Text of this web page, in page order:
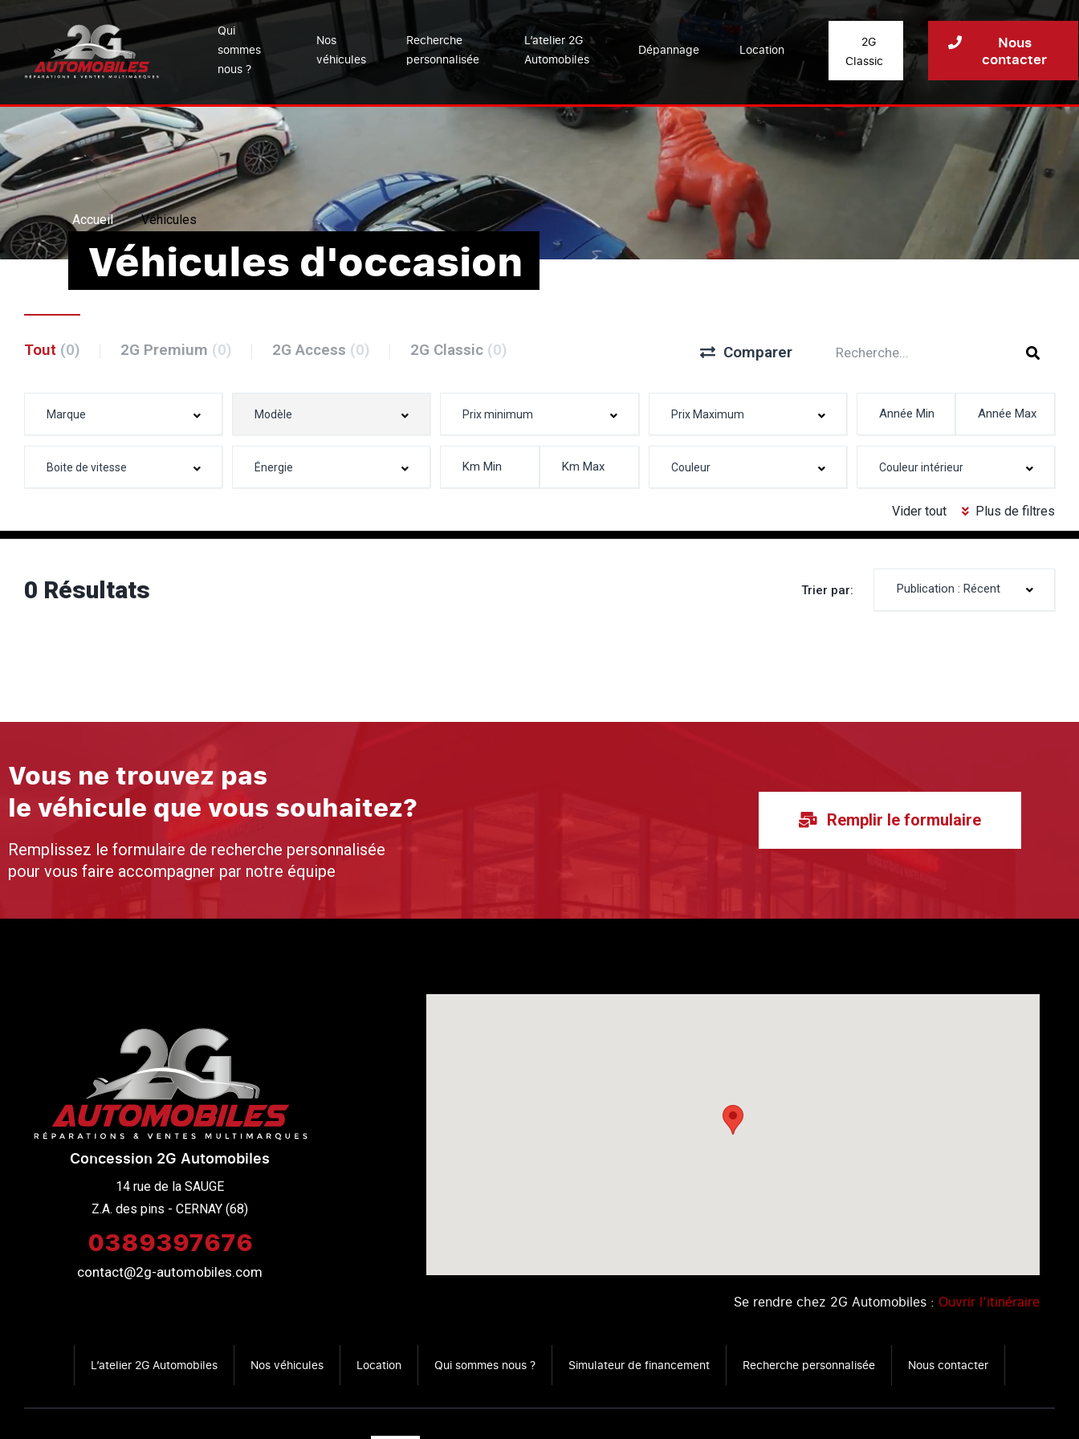
Qui
sommes
nous ?
Nos
véhicules
Recherche
personnalisée
L’atelier 2G
Automobiles
Dépannage Location
2G
Classic
Nous
contacter
Accueil Véhicules
Véhicules d'occasion
Vider tout Plus de filtres
Tout (0) 2G Premium (0) 2G Access (0) 2G Classic (0) Comparer
0 Résultats Trier par: Publication : Récent
Vous ne trouvez pas
le véhicule que vous souhaitez?
Remplissez le formulaire de recherche personnalisée
pour vous faire accompagner par notre équipe
Remplir le formulaire
Concession 2G Automobiles
14 rue de la SAUGE
Z.A. des pins - CERNAY (68)
0389397676
contact@2g-automobiles.com
Se rendre chez 2G Automobiles : Ouvrir l’itinéraire
L’atelier 2G Automobiles Nos véhicules Location Qui sommes nous ? Simulateur de financement Recherche personnalisée Nous contacter